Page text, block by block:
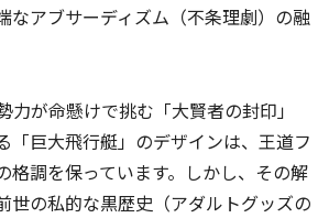
なアブサーディズム（不条理劇）の融
力が命懸けで挑む「大賢者の封印」
「巨大飛行艇」のデザインは、王道フ
格調を保っています。しかし、その解
世の私的な黒歴史（アダルトグッズの